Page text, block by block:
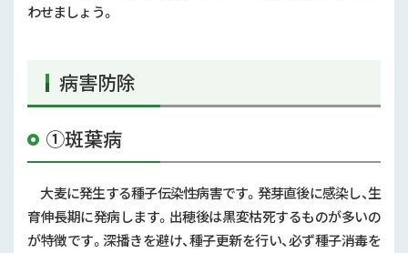
わせましょう。
病害防除
①斑葉病
大麦に発生する種子伝染性病害です。発芽直後に感染し、生
育伸長期に発病します。出穂後は黒変枯死するものが多いの
が特徴です。深播きを避け、種子更新を行い、必ず種子消毒を